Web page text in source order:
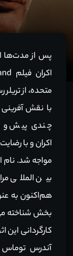
پس از مدت‌ها
متحده، از
با نقش آفرینی
چندی پیش و
اکران و با
مواجه شد. نام
بین المللی
هم‌اکنون به
بخش شناخته
کارگردانی این